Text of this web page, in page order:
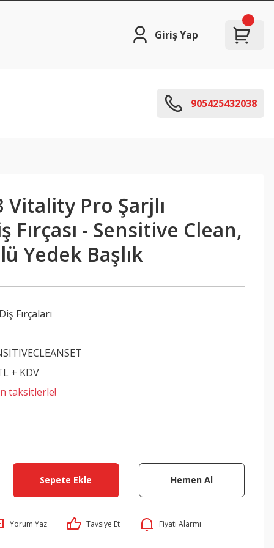
Giriş Yap
905425432038
Vitality Pro Şarjlı
- Sensitive Clean,
Yedek Başlık
Fırçaları
+ KDV
taksitlerle!
Sepete Ekle Hemen Al
Yorum Yaz Tavsiye Et Fiyatı Alarmı